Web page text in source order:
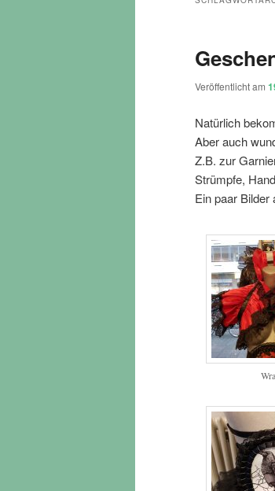
Veröffentlicht am
Natürlich
Aber auch
Z.B. zur
Strümpfe,
Ein paar